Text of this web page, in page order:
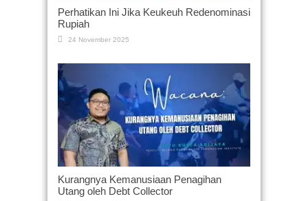
Perhatikan Ini Jika Keukeuh Redenominasi
Rupiah
24 November 2025
Kurangnya Kemanusiaan Penagihan
Utang oleh Debt Collector